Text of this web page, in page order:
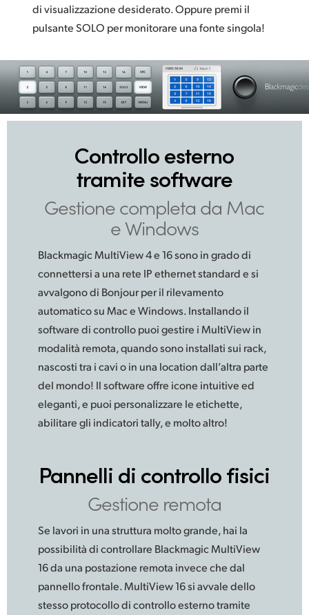
di visualizzazione desiderato. Oppure premi il
pulsante SOLO per monitorare una fonte singola!
Controllo esterno
tramite software
Gestione completa da Mac
e Windows
Blackmagic MultiView 4 e 16 sono in grado di
connettersi a una rete IP ethernet standard e si
avvalgono di Bonjour per il rilevamento
automatico su Mac e Windows. Installando il
software di controllo puoi gestire i MultiView in
modalità remota, quando sono installati sui rack,
nascosti tra i cavi o in una location dall’altra parte
del mondo! Il software offre icone intuitive ed
eleganti, e puoi personalizzare le etichette,
abilitare gli indicatori tally, e molto altro!
Pannelli di controllo fisici
Gestione remota
Se lavori in una struttura molto grande, hai la
possibilità di controllare Blackmagic MultiView
16 da una postazione remota invece che dal
pannello frontale. MultiView 16 si avvale dello
stesso protocollo di controllo esterno tramite